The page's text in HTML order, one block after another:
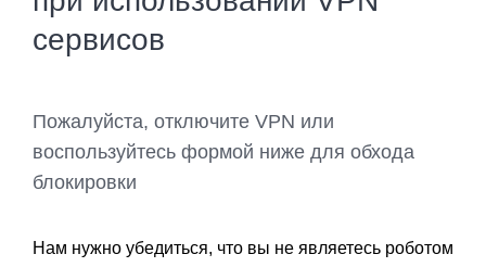
сервисов
Пожалуйста, отключите VPN или
воспользуйтесь формой ниже для обхода
блокировки
Нам нужно убедиться, что вы не являетесь роботом